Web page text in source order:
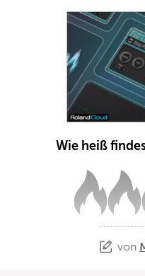
Wie heiß
von